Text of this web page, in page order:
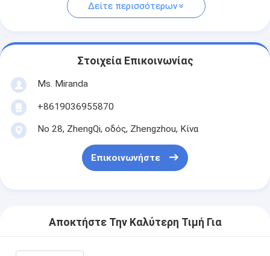
Δείτε περισσότερων
Στοιχεία Επικοινωνίας
Ms. Miranda
+8619036955870
Νο 28, ZhengQi, οδός, Zhengzhou, Κίνα
Επικοινωνήστε
Αποκτήστε Την Καλύτερη Τιμή Για